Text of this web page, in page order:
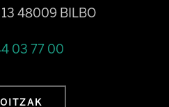
48009 BILBO
03 77 00